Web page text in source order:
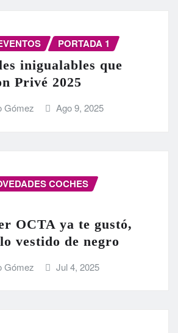
PORTADA 1
inigualables que
Privé 2025
Gómez Ago 9, 2025
COCHES
OCTA ya te gustó,
vestido de negro
Gómez Jul 4, 2025